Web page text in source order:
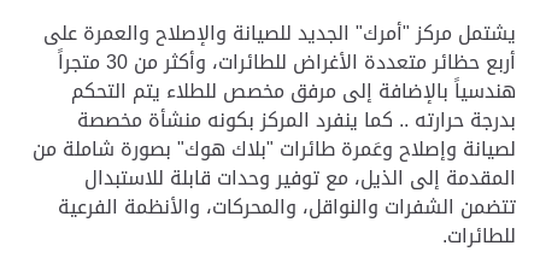
يشتمل مركز "أمرك" الجديد للصيانة والإصلاح والعمرة على
أربع حظائر متعددة الأغراض للطائرات، وأكثر من 30 متجراً
هندسياً بالإضافة إلى مرفق مخصص للطلاء يتم التحكم
بدرجة حرارته .. كما ينفرد المركز بكونه منشأة مخصصة
لصيانة وإصلاح وعَمرة طائرات "بلاك هوك" بصورة شاملة من
المقدمة إلى الذيل، مع توفير وحدات قابلة للاستبدال
تتضمن الشفرات والنواقل، والمحركات، والأنظمة الفرعية
للطائرات.